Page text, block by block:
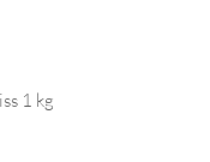
1 kg